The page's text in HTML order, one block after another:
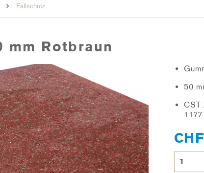
Fallschutz
mm Rotbraun
50
CST
1177